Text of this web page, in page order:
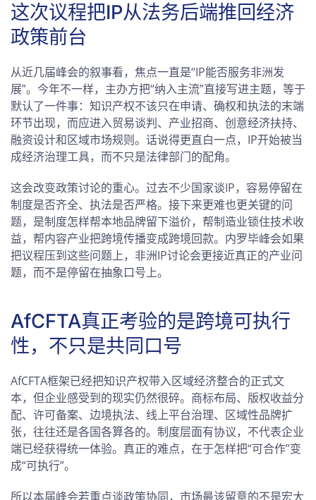
这次议程把IP从法务后端推回经济
政策前台
从近几届峰会的叙事看，焦点一直是“IP能否服务非洲发
展”。今年不一样，主办方把“纳入主流”直接写进主题，等于
默认了一件事：知识产权不该只在申请、确权和执法的末端
环节出现，而应进入贸易谈判、产业招商、创意经济扶持、
融资设计和区域市场规则。话说得更直白一点，IP开始被当
成经济治理工具，而不只是法律部门的配角。
这会改变政策讨论的重心。过去不少国家谈IP，容易停留在
制度是否齐全、执法是否严格。接下来更难也更关键的问
题，是制度怎样帮本地品牌留下溢价，帮制造业锁住技术收
益，帮内容产业把跨境传播变成跨境回款。内罗毕峰会如果
把议程压到这些问题上，非洲IP讨论会更接近真正的产业问
题，而不是停留在抽象口号上。
AfCFTA真正考验的是跨境可执行
性，不只是共同口号
AfCFTA框架已经把知识产权带入区域经济整合的正式文
本，但企业感受到的现实仍然很碎。商标布局、版权收益分
配、许可备案、边境执法、线上平台治理、区域性品牌扩
张，往往还是各国各算各的。制度层面有协议，不代表企业
端已经获得统一体验。真正的难点，在于怎样把“可合作”变
成“可执行”。
所以本届峰会若重点谈政策协同，市场最该留意的不是宏大